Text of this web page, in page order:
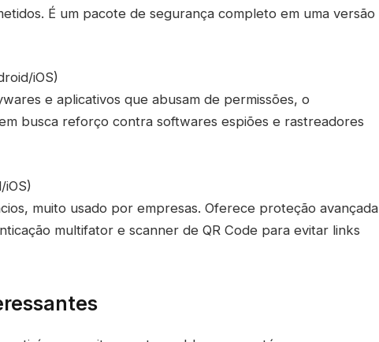
É um pacote de segurança completo em uma versão
iOS)
e aplicativos que abusam de permissões, o
busca reforço contra softwares espiões e rastreadores
iOS)
muito usado por empresas. Oferece proteção avançada
multifator e scanner de QR Code para evitar links